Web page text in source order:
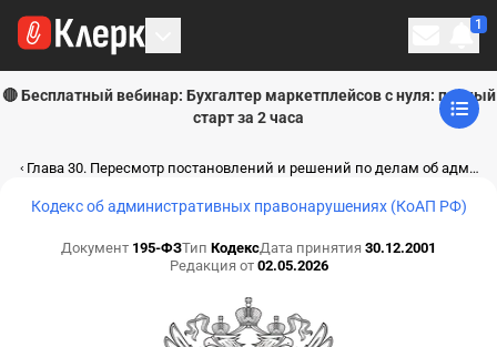
1
🔴 Бесплатный вебинар: Бухгалтер маркетплейсов с нуля: полный
старт за 2 часа
Глава 30. Пересмотр постановлений и решений по делам об административных правонарушениях (ст. 30.1 - 30.19)
Кодекс об административных правонарушениях (КоАП РФ)
Документ 195-ФЗТип КодексДата принятия 30.12.2001
Редакция от 02.05.2026